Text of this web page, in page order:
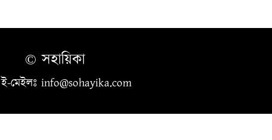
© সহায়িকা
ই-মেইলঃ info@sohayika.com